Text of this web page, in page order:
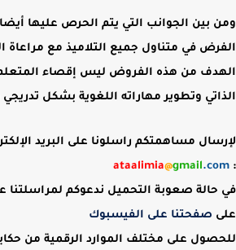
ومن بين الجوانب التي يتم الحرص عليها
الفرض في متناول جميع التلاميذ مع مراعاة
الهدف من هذه الفروض ليس إقصاء المتعلم
الذاتي وتطوير مهاراته اللغوية بشكل
لإرسال مساهمتكم راسلونا على البريد
:
ataalimia@gmail.com
في حالة صعوبة التحميل ندعوكم
على صفحتنا على الفيسبوك
للحصول على مختلف الموارد الرقمية من